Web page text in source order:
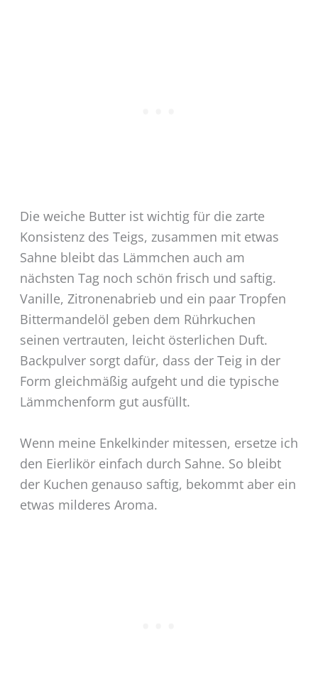
Die weiche Butter ist wichtig für die zarte
Konsistenz des Teigs, zusammen mit etwas
Sahne bleibt das Lämmchen auch am
nächsten Tag noch schön frisch und saftig.
Vanille, Zitronenabrieb und ein paar Tropfen
Bittermandelöl geben dem Rührkuchen
seinen vertrauten, leicht österlichen Duft.
Backpulver sorgt dafür, dass der Teig in der
Form gleichmäßig aufgeht und die typische
Lämmchenform gut ausfüllt.
Wenn meine Enkelkinder mitessen, ersetze ich
den Eierlikör einfach durch Sahne. So bleibt
der Kuchen genauso saftig, bekommt aber ein
etwas milderes Aroma.